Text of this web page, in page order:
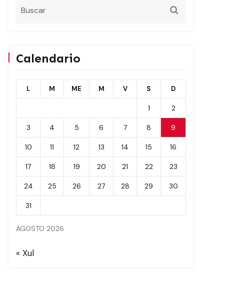
Calendario
AGOSTO 2026
L M ME M V S D
1 2
3 4 5 6 7 8 9
10 11 12 13 14 15 16
17 18 19 20 21 22 23
24 25 26 27 28 29 30
31
« Xul